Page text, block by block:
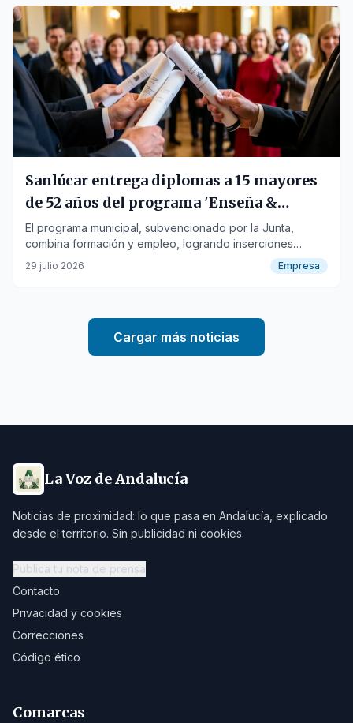
Sanlúcar entrega diplomas a 15 mayores
de 52 años del programa 'Enseña &
Emprende'
El programa municipal, subvencionado por la Junta,
combina formación y empleo, logrando inserciones
laborales para participantes desempleados.
29 julio 2026 Empresa
Cargar más noticias
La Voz de Andalucía
Noticias de proximidad: lo que pasa en Andalucía, explicado
desde el territorio. Sin publicidad ni cookies.
Publica tu nota de prensa
Contacto
Privacidad y cookies
Correcciones
Código ético
Comarcas